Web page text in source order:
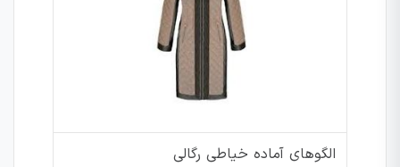
الگوهای آماده خیاطی رگالی